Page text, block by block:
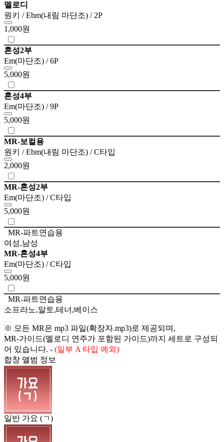
멜로디
원키 / Ebm(내림 마단조) / 2P
1,000원
혼성2부
Em(마단조) / 6P
5,000원
혼성4부
Em(마단조) / 9P
5,000원
MR-보컬용
원키 / Ebm(내림 마단조) / C타입
2,000원
MR-혼성2부
Em(마단조) / C타입
5,000원
MR-파트연습용
여성,남성
MR-혼성4부
Em(마단조) / C타입
5,000원
MR-파트연습용
소프라노,알토,테너,베이스
※ 모든 MR은 mp3 파일(확장자.mp3)로 제공되며,
MR-가이드(멜로디 연주가 포함된 가이드)까지 세트로 구성되
어 있습니다. - (일부 A 타입 예외)
합창 앨범 정보
일반 가요 (ㄱ)